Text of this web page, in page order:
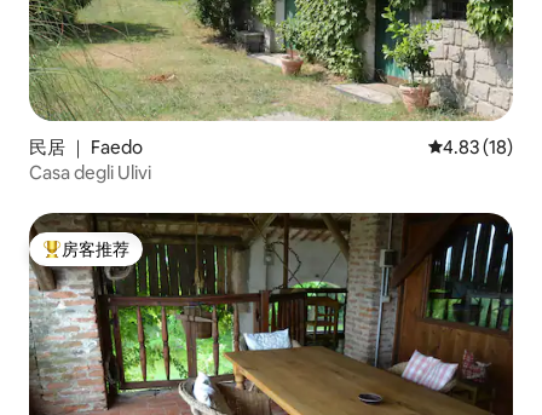
民居 ｜ Faedo 平均评分
4.83 (18)
Casa degli Ulivi
热门「房客推荐」
房客推荐